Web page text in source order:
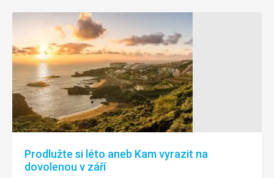
Prodlužte si léto aneb Kam vyrazit na
dovolenou v září